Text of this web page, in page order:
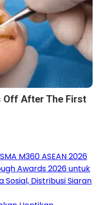
Off After The First
M360 ASEAN 2026
Awards 2026 untuk
Sosial, Distribusi Siaran